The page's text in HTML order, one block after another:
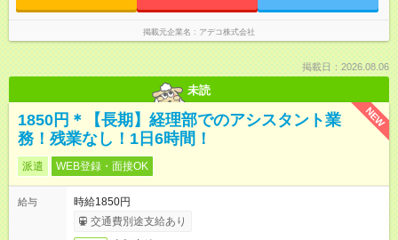
掲載元企業名 アデコ株式会社
掲載日：2026.08.06
未読
NEW
1850円＊【長期】経理部でのアシスタント業
務！残業なし！1日6時間！
派遣 WEB登録・面接OK
給与
時給1850円
交通費別途支給あり